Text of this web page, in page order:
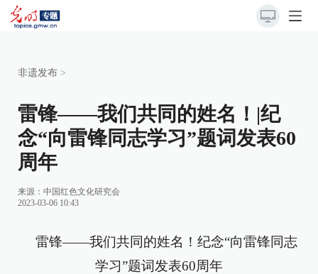
非遗发布 >
雷锋——我们共同的姓名！|纪
念“向雷锋同志学习”题词发表60
周年
来源：中国红色文化研究会
2023-03-06 10:43
雷锋——我们共同的姓名！纪念“向雷锋同志
学习”题词发表60周年